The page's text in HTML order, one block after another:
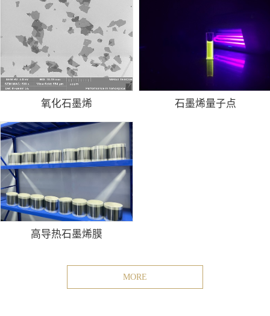
氧化石墨烯 石墨烯量子点
高导热石墨烯膜
MORE